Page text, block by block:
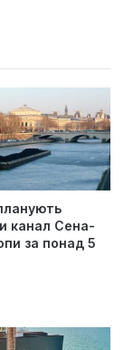
канал Сена-
за понад 5